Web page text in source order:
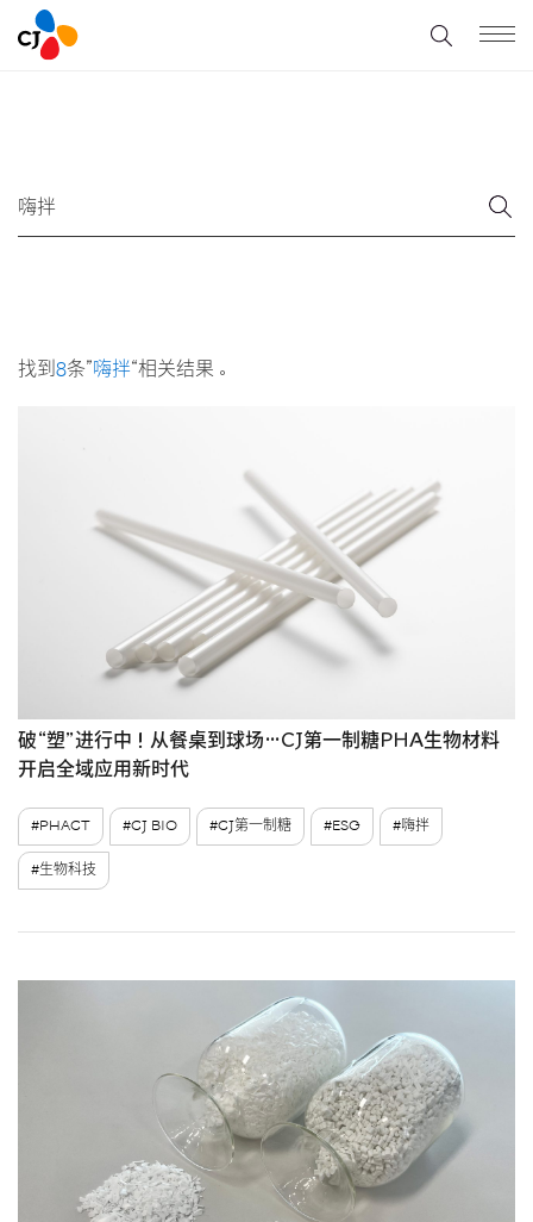
找到 8条”嗨拌“相关结果。
破“塑”进行中！从餐桌到球场…CJ第一制糖PHA生物材料
开启全域应用新时代
#PHACT #CJ BIO #CJ第一制糖 #ESG #嗨拌
#生物科技